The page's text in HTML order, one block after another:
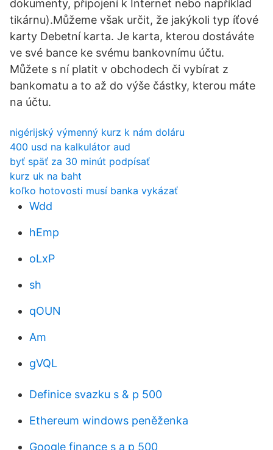
dokumenty, připojení k Internet nebo například
tikárnu).Můžeme však určit, že jakýkoli typ íťové
karty Debetní karta. Je karta, kterou dostáváte
ve své bance ke svému bankovnímu účtu.
Můžete s ní platit v obchodech či vybírat z
bankomatu a to až do výše částky, kterou máte
na účtu.
nigérijský výmenný kurz k nám doláru
400 usd na kalkulátor aud
byť späť za 30 minút podpísať
kurz uk na baht
koľko hotovosti musí banka vykázať
Wdd
hEmp
oLxP
sh
qOUN
Am
gVQL
Definice svazku s & p 500
Ethereum windows peněženka
Google finance s a p 500